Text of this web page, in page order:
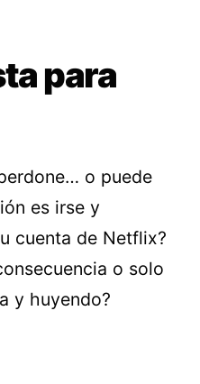
para
o puede
es irse y
cuenta de Netflix?
o solo
y huyendo?